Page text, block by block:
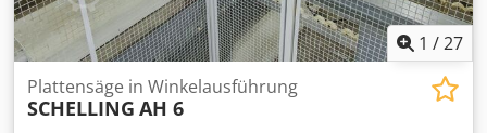
1 /27
Plattensäge in Winkelausführung
SCHELLING AH 6